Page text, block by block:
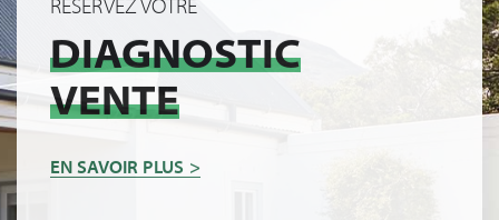
RÉSERVEZ VOTRE
DIAGNOSTIC
VENTE
EN SAVOIR PLUS